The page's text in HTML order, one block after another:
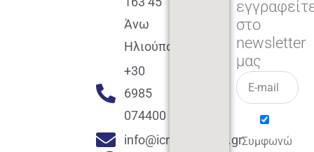
Άνω
Ηλιούπολη
+30
6985
074400
info@icmacademy.gr
στο
newsletter
μας
Συμφωνώ